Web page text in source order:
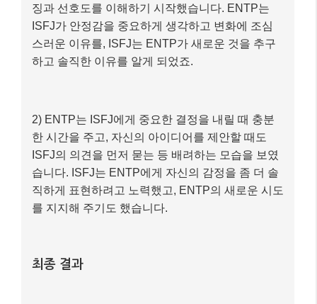
징과 선호도를 이해하기 시작했습니다. ENTP는
ISFJ가 안정감을 중요하게 생각하고 변화에 조심
스러운 이유를, ISFJ는 ENTP가 새로운 것을 추구
하고 솔직한 이유를 알게 되었죠.
2) ENTP는 ISFJ에게 중요한 결정을 내릴 때 충분
한 시간을 주고, 자신의 아이디어를 제안할 때도
ISFJ의 의견을 먼저 묻는 등 배려하는 모습을 보였
습니다. ISFJ는 ENTP에게 자신의 감정을 좀 더 솔
직하게 표현하려고 노력했고, ENTP의 새로운 시도
를 지지해 주기도 했습니다.
최종 결과